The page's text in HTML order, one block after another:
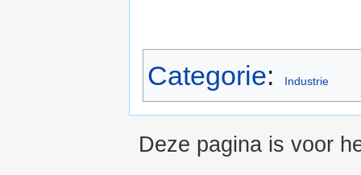
Categorie: Industrie
Deze pagina is voor